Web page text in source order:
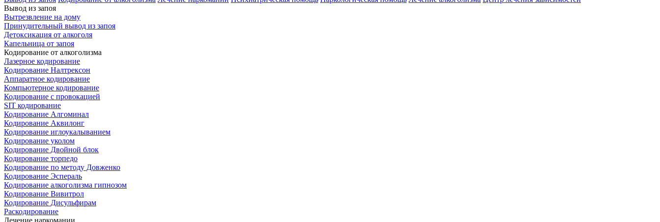
Вывод из запоя
Вытрезвление на дому
Принудительный вывод из запоя
Детоксикация от алкоголя
Капельница от запоя
Кодирование от алкоголизма
Лазерное кодирование
Кодирование Налтрексон
Аппаратное кодирование
Компьютерное кодирование
Кодирование с провокацией
SIT кодирование
Кодирование Алгоминал
Кодирование Аквилонг
Кодирование иглоукалыванием
Кодирование уколом
Кодирование Двойной блок
Кодирование торпедо
Кодирование по методу Довженко
Кодирование Эспераль
Кодирование алкоголизма гипнозом
Кодирование Вивитрол
Кодирование Дисульфирам
Раскодирование
Лечение наркомании